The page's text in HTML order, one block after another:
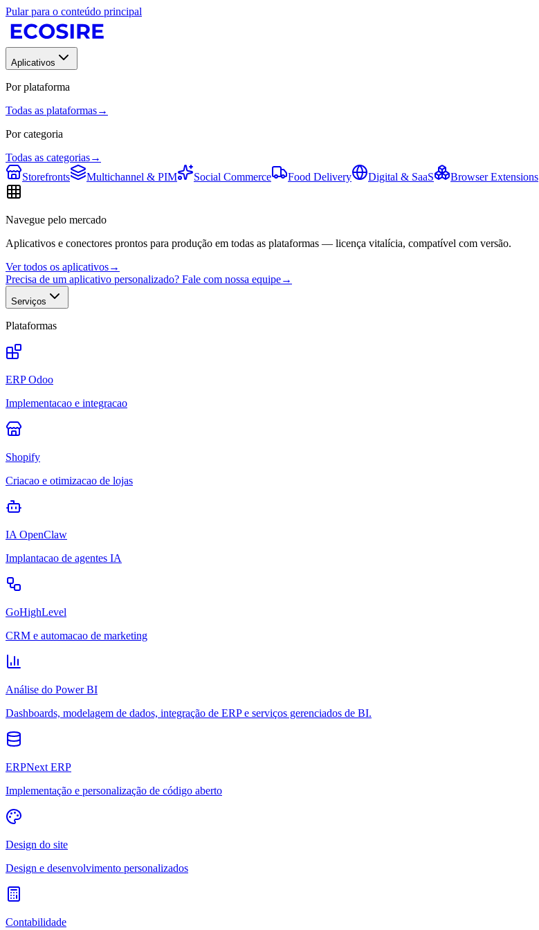
Pular para o conteúdo principal
Aplicativos
Por plataforma
Todas as plataformas→
Por categoria
Todas as categorias→
Storefronts
Multichannel & PIM Social Commerce Food Delivery Digital & SaaS Browser Extensions
Navegue pelo mercado
Aplicativos e conectores prontos para produção em todas as plataformas — licença vitalícia, compatível com versão.
Ver todos os aplicativos→
Precisa de um aplicativo personalizado? Fale com nossa equipe→
Serviços
Plataformas
ERP Odoo
Implementacao e integracao
Shopify
Criacao e otimizacao de lojas
IA OpenClaw
Implantacao de agentes IA
GoHighLevel
CRM e automacao de marketing
Análise do Power BI
Dashboards, modelagem de dados, integração de ERP e serviços gerenciados de BI.
ERPNext ERP
Implementação e personalização de código aberto
Design do site
Design e desenvolvimento personalizados
Contabilidade